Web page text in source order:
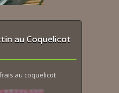
au Coquelicot
au coquelicot